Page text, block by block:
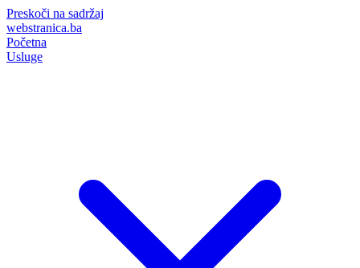
Preskoči na sadržaj
webstranica.ba
Početna
Usluge